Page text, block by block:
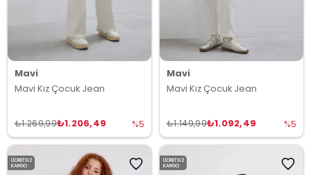
Mavi
Mavi Kız Çocuk Jean
₺1.206,49
₺1.269,99 %5
Mavi
Mavi Kız Çocuk Jean
₺1.092,49
₺1.149,99 %5
ÜCRETSIZ
KARGO
ÜCRETSIZ
KARGO